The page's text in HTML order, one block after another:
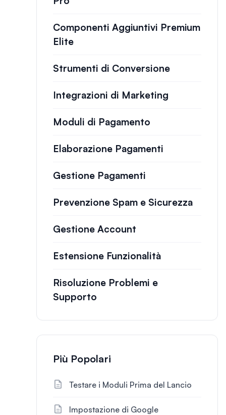
Componenti Aggiuntivi Premium
Elite
Strumenti di Conversione
Integrazioni di Marketing
Moduli di Pagamento
Elaborazione Pagamenti
Gestione Pagamenti
Prevenzione Spam e Sicurezza
Gestione Account
Estensione Funzionalità
Risoluzione Problemi e
Supporto
Più Popolari
Testare i Moduli Prima del Lancio
Impostazione di Google